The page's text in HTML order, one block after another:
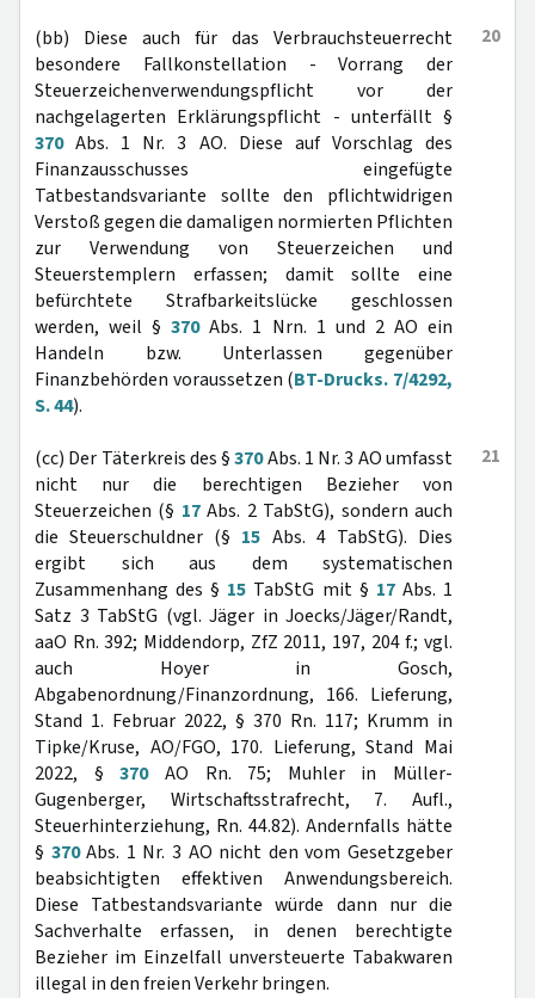
20
(bb) Diese auch für das Verbrauchsteuerrecht
besondere Fallkonstellation - Vorrang der
Steuerzeichenverwendungspflicht vor der
nachgelagerten Erklärungspflicht - unterfällt §
370Abs. 1 Nr. 3 AO. Diese auf Vorschlag des
Finanzausschusses eingefügte
Tatbestandsvariante sollte den pflichtwidrigen
Verstoß gegen die damaligen normierten Pflichten
zur Verwendung von Steuerzeichen und
Steuerstemplern erfassen; damit sollte eine
befürchtete Strafbarkeitslücke geschlossen
werden, weil §370Abs. 1 Nrn. 1 und 2 AO ein
Handeln bzw. Unterlassen gegenüber
Finanzbehörden voraussetzen (BT-Drucks. 7/4292,
S. 44).
21
(cc) Der Täterkreis des §370Abs. 1 Nr. 3 AO umfasst
nicht nur die berechtigen Bezieher von
Steuerzeichen (§ 17Abs. 2 TabStG), sondern auch
die Steuerschuldner (§ 15 Abs. 4 TabStG). Dies
ergibt sich aus dem systematischen
Zusammenhang des § 15 TabStG mit § 17Abs. 1
Satz 3 TabStG (vgl. Jäger in Joecks/Jäger/Randt,
aaO Rn. 392; Middendorp, ZfZ 2011, 197, 204 f.; vgl.
auch Hoyer in Gosch,
Abgabenordnung/Finanzordnung, 166. Lieferung,
Stand 1. Februar 2022, § 370 Rn. 117; Krumm in
Tipke/Kruse, AO/FGO, 170. Lieferung, Stand Mai
2022, §370AO Rn. 75; Muhler in Müller-
Gugenberger, Wirtschaftsstrafrecht, 7. Aufl.,
Steuerhinterziehung, Rn. 44.82). Andernfalls hätte
§ 370Abs. 1 Nr. 3 AO nicht den vom Gesetzgeber
beabsichtigten effektiven Anwendungsbereich.
Diese Tatbestandsvariante würde dann nur die
Sachverhalte erfassen, in denen berechtigte
Bezieher im Einzelfall unversteuerte Tabakwaren
illegal in den freien Verkehr bringen.